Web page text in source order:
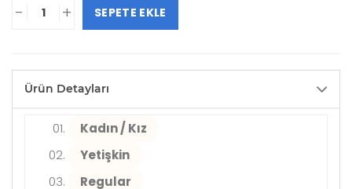
- + SEPETE EKLE
Ürün Detayları
Kadın / Kız
Yetişkin
Regular